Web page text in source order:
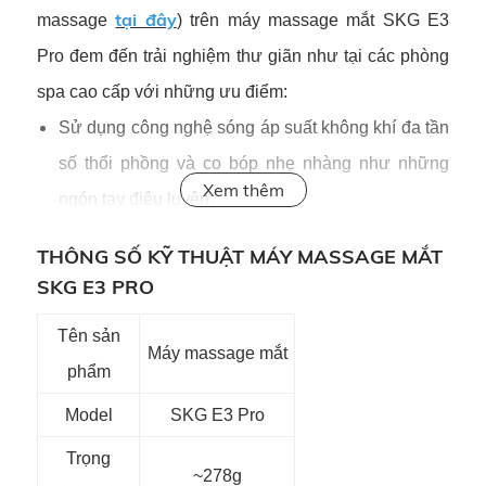
massagetại đây) trên máy massage mắt SKG E3
Pro đem đến trải nghiệm thư giãn như tại các phòng
spa cao cấp với những ưu điểm:
Sử dụng công nghệ sóng áp suất không khí đa tần
số thổi phồng và co bóp nhẹ nhàng như những
ngón tay điêu luyện.
đường viền mắt và 2 bên thái dương, có diện tích
massage toàn diện và cảm giác hứng khởi cho
người sử dụng.
THÔNG SỐ KỸ THUẬT MÁY MASSAGE MẮT
SKG E3 PRO
Tên sản
phẩm
Máy massage mắt
Model SKG E3 Pro
Trọng
~278g